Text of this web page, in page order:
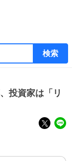
検索
投資家は「リ